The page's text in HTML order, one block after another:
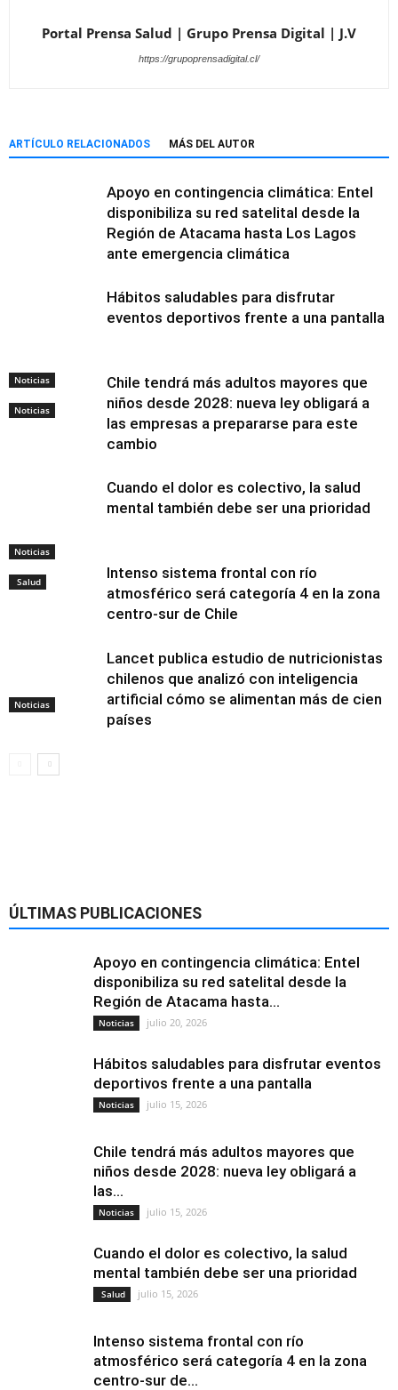
Portal Prensa Salud | Grupo Prensa Digital | J.V
https://grupoprensadigital.cl/
ARTÍCULO RELACIONADOS MÁS DEL AUTOR
Noticias
Apoyo en contingencia climática: Entel
disponibiliza su red satelital desde la
Región de Atacama hasta Los Lagos
ante emergencia climática
Noticias
Hábitos saludables para disfrutar
eventos deportivos frente a una pantalla
Noticias
Chile tendrá más adultos mayores que
niños desde 2028: nueva ley obligará a
las empresas a prepararse para este
cambio
Salud
Cuando el dolor es colectivo, la salud
mental también debe ser una prioridad
Noticias
Intenso sistema frontal con río
atmosférico será categoría 4 en la zona
centro-sur de Chile
Lancet publica estudio de nutricionistas
chilenos que analizó con inteligencia
artificial cómo se alimentan más de cien
países
ÚLTIMAS PUBLICACIONES
Apoyo en contingencia climática: Entel
disponibiliza su red satelital desde la
Región de Atacama hasta...
Noticias julio 20, 2026
Hábitos saludables para disfrutar eventos
deportivos frente a una pantalla
Noticias julio 15, 2026
Chile tendrá más adultos mayores que
niños desde 2028: nueva ley obligará a
las...
Noticias julio 15, 2026
Cuando el dolor es colectivo, la salud
mental también debe ser una prioridad
Salud julio 15, 2026
Intenso sistema frontal con río
atmosférico será categoría 4 en la zona
centro-sur de...